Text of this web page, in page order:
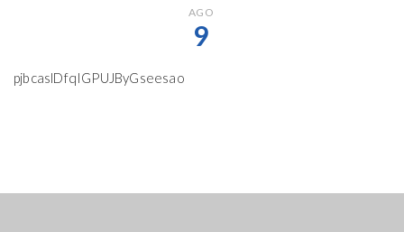
AGO
9
pjbcaslDfqIGPUJByGseesao